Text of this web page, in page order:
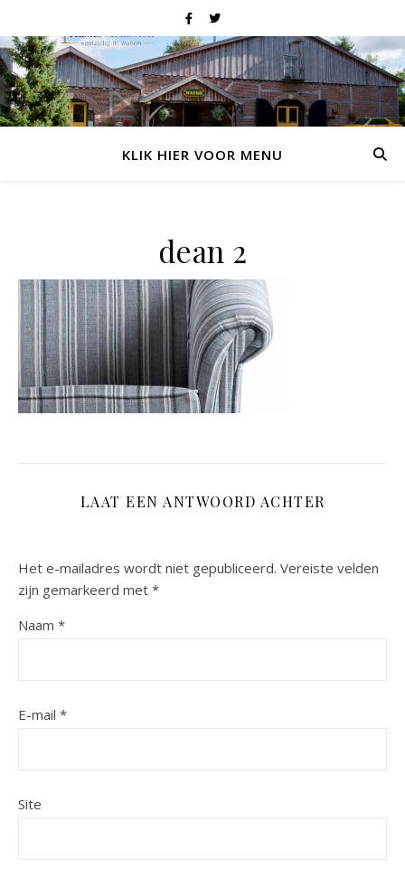
KLIK HIER VOOR MENU
dean 2
LAAT EEN ANTWOORD ACHTER
Het e-mailadres wordt niet gepubliceerd. Vereiste velden
zijn gemarkeerd met *
Naam *
E-mail *
Site